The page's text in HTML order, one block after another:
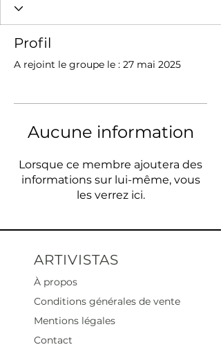
Profil
A rejoint le groupe le : 27 mai 2025
Aucune information
Lorsque ce membre ajoutera des
informations sur lui-même, vous
les verrez ici.
ARTIVISTAS
À propos
Conditions générales de vente
Mentions légales
Contact